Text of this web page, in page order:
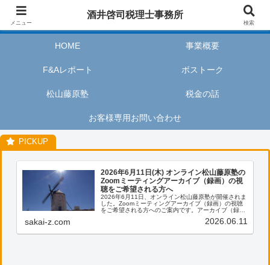
酒井啓司税理士事務所は、お客様が私たちのサービスを利用するときに、安心
HOME 事業概要
F&Aレポート ボストーク
松山藤原塾 税金の話
お客様専用お問い合わせ
2026年6月11日(木) オンライン松山藤原塾の
Zoomミーティングアーカイブ（録画）の視
聴をご希望される方へ
2026年6月11日、オンライン松山藤原塾が開催されま
した。Zoomミーティングアーカイブ（録画）の視聴
をご希望される方へのご案内です。アーカイブ（録
わせより、「松山藤原塾アーカイブ（録画）の...
sakai-z.com 2026.06.11
メニュー
酒井啓司税理士事務所
検索